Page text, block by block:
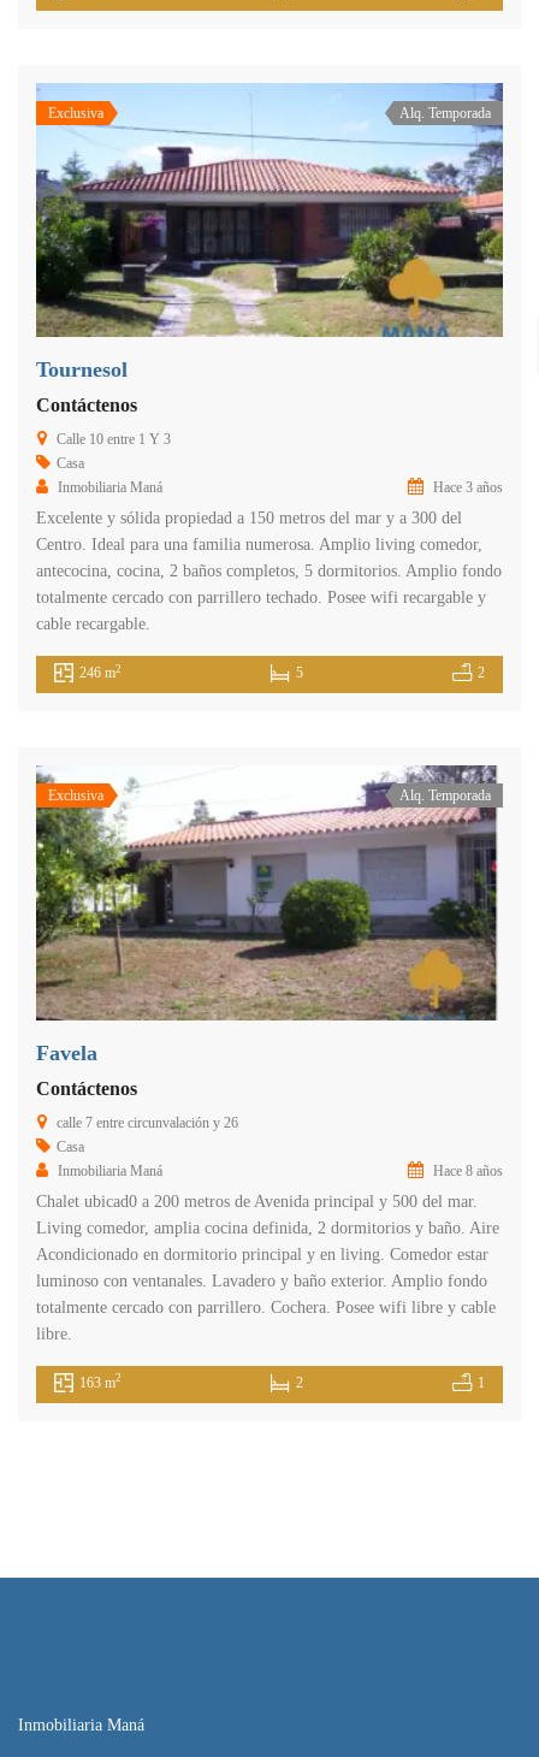
Exclusiva Alq. Temporada
Tournesol
Contáctenos
Calle 10 entre 1 Y 3
Casa
Inmobiliaria Maná
Hace 3 años
Excelente y sólida propiedad a 150 metros del mar y a 300 del
Centro. Ideal para una familia numerosa. Amplio living comedor,
antecocina, cocina, 2 baños completos, 5 dormitorios. Amplio fondo
totalmente cercado con parrillero techado. Posee wifi recargable y
cable recargable.
246 m2 5 2
Exclusiva Alq. Temporada
Favela
Contáctenos
calle 7 entre circunvalación y 26
Casa
Inmobiliaria Maná
Hace 8 años
Chalet ubicad0 a 200 metros de Avenida principal y 500 del mar.
Living comedor, amplia cocina definida, 2 dormitorios y baño. Aire
Acondicionado en dormitorio principal y en living. Comedor estar
luminoso con ventanales. Lavadero y baño exterior. Amplio fondo
totalmente cercado con parrillero. Cochera. Posee wifi libre y cable
libre.
163 m2 2 1
Inmobiliaria Maná